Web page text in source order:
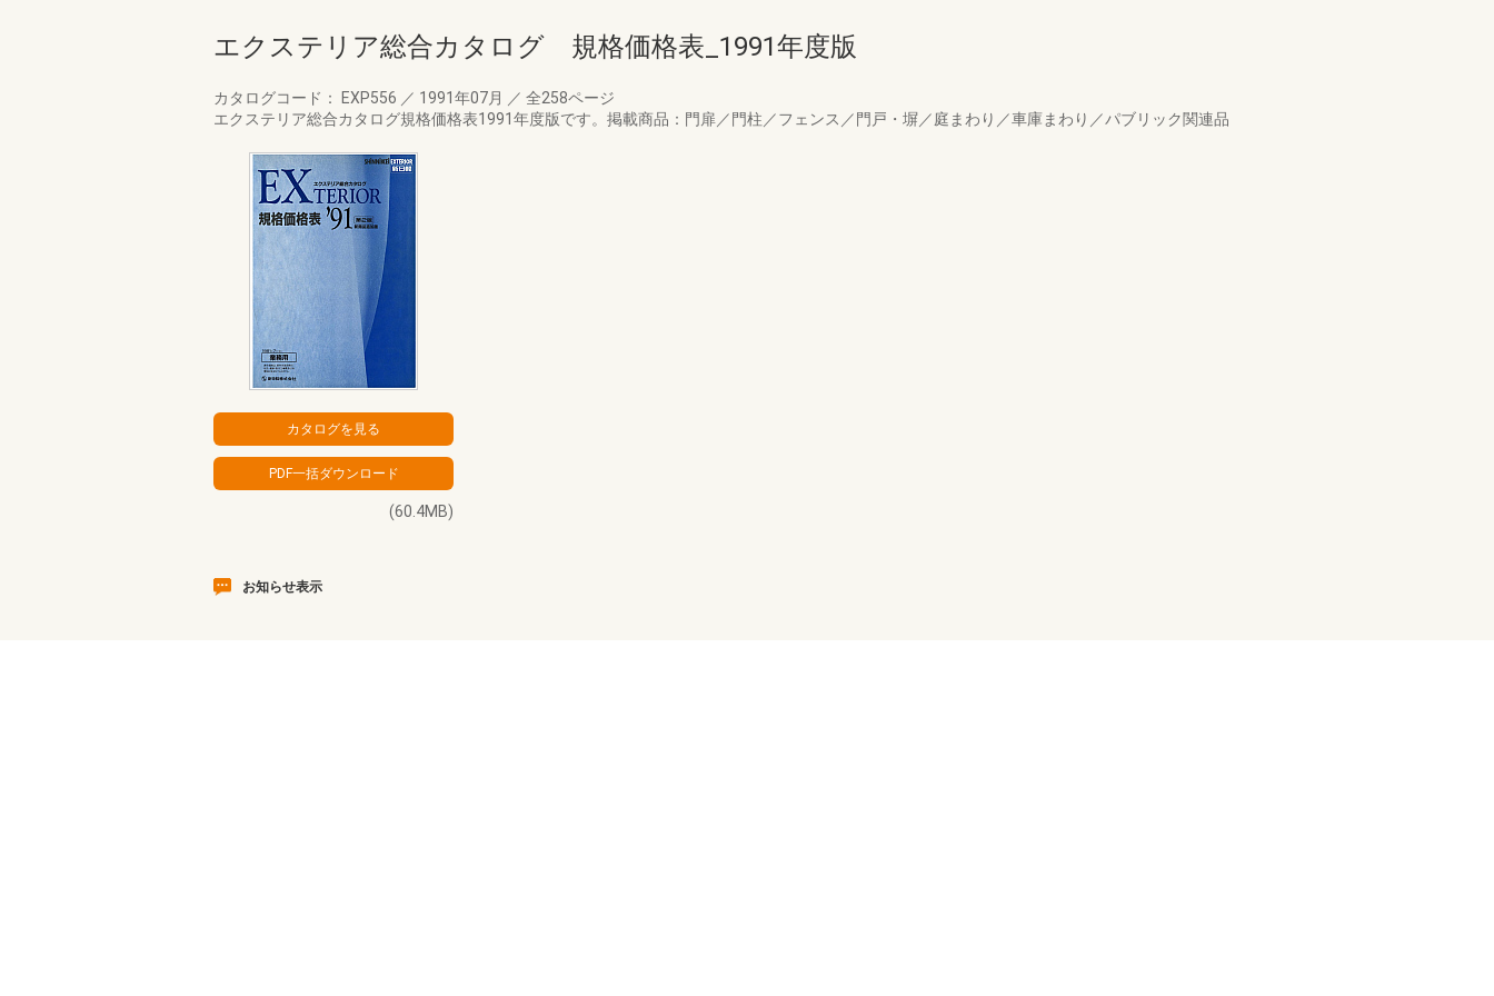
エクステリア総合カタログ 規格価格表_1991年度版
カタログコード： EXP556 ／ 1991年07月 ／ 全258ページ
エクステリア総合カタログ規格価格表1991年度版です。掲載商品：門扉／門柱／フェンス／門戸・塀／庭まわり／車庫まわり／パブリック関連品
(60.4MB)
お知らせ表示